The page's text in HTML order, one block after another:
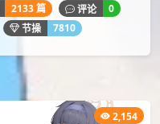
2133 篇 评论
0
节操
7810
2,154